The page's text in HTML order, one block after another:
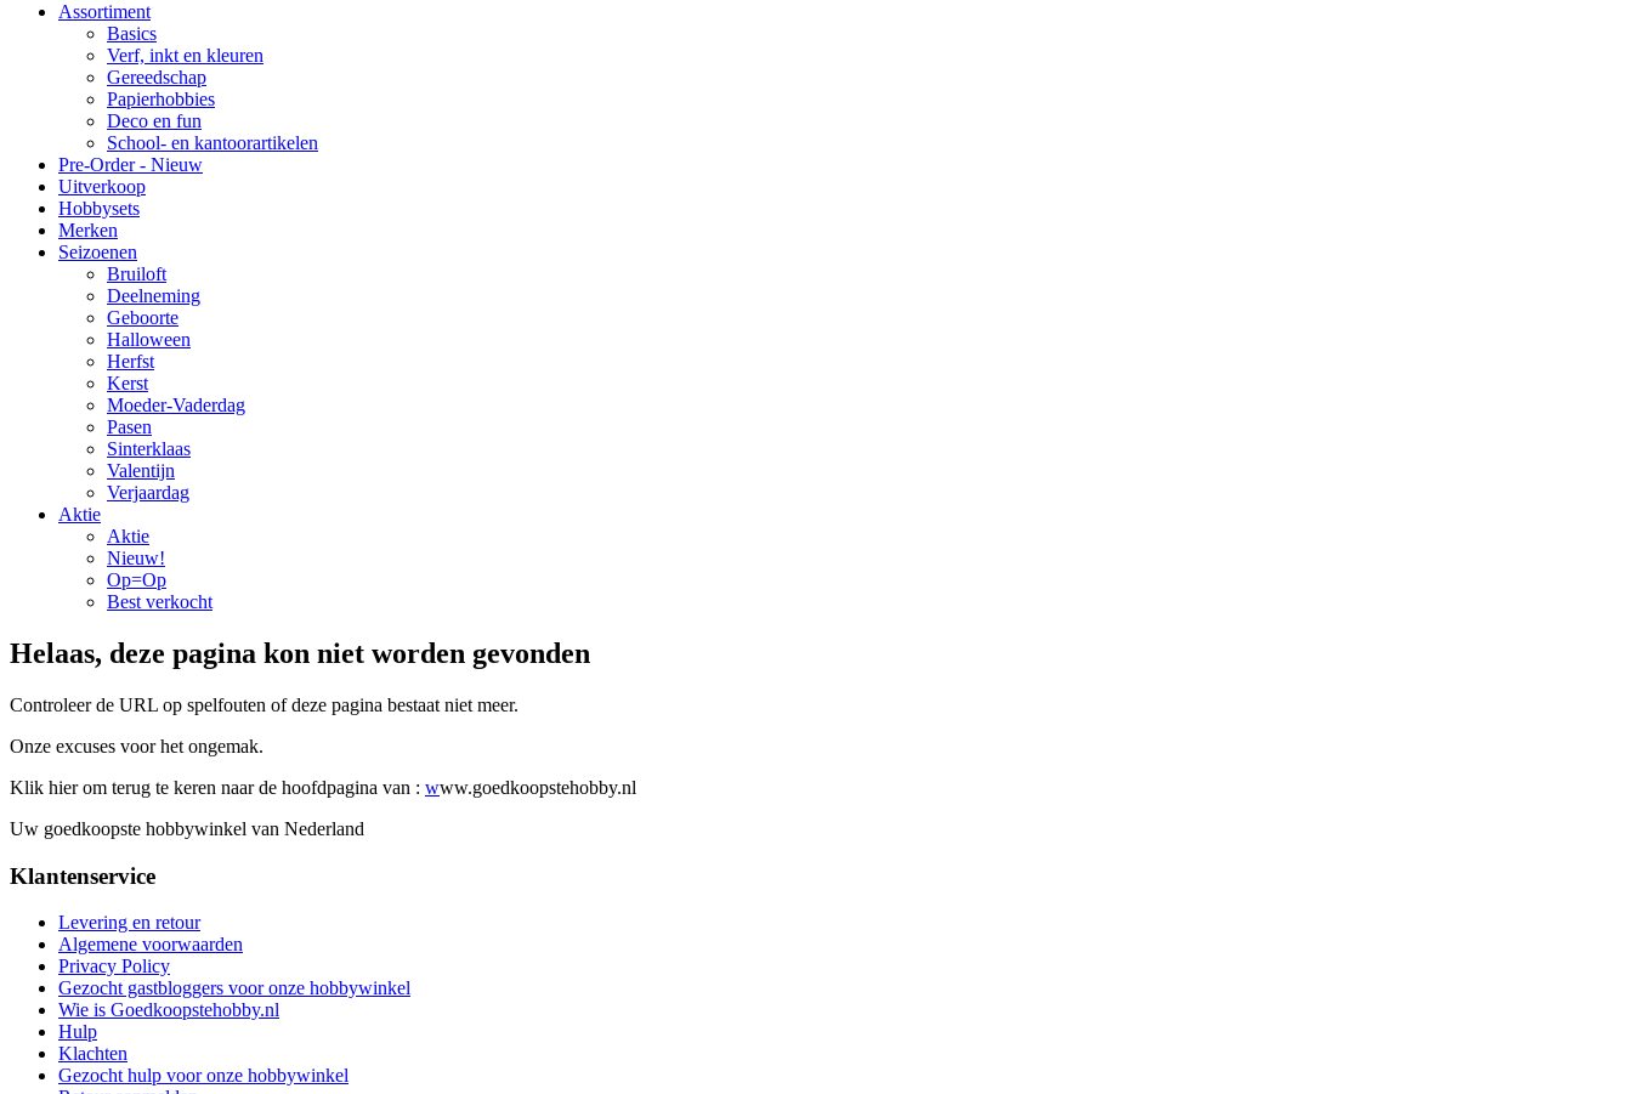
Assortiment
Basics
Verf, inkt en kleuren
Gereedschap
Papierhobbies
Deco en fun
School- en kantoorartikelen
Pre-Order - Nieuw
Uitverkoop
Hobbysets
Merken
Seizoenen
Bruiloft
Deelneming
Geboorte
Halloween
Herfst
Kerst
Moeder-Vaderdag
Pasen
Sinterklaas
Valentijn
Verjaardag
Aktie
Aktie
Nieuw!
Op=Op
Best verkocht
Helaas, deze pagina kon niet worden gevonden
Controleer de URL op spelfouten of deze pagina bestaat niet meer.
Onze excuses voor het ongemak.
Klik hier om terug te keren naar de hoofdpagina van : www.goedkoopstehobby.nl
Uw goedkoopste hobbywinkel van Nederland
Klantenservice
Levering en retour
Algemene voorwaarden
Privacy Policy
Gezocht gastbloggers voor onze hobbywinkel
Wie is Goedkoopstehobby.nl
Hulp
Klachten
Gezocht hulp voor onze hobbywinkel